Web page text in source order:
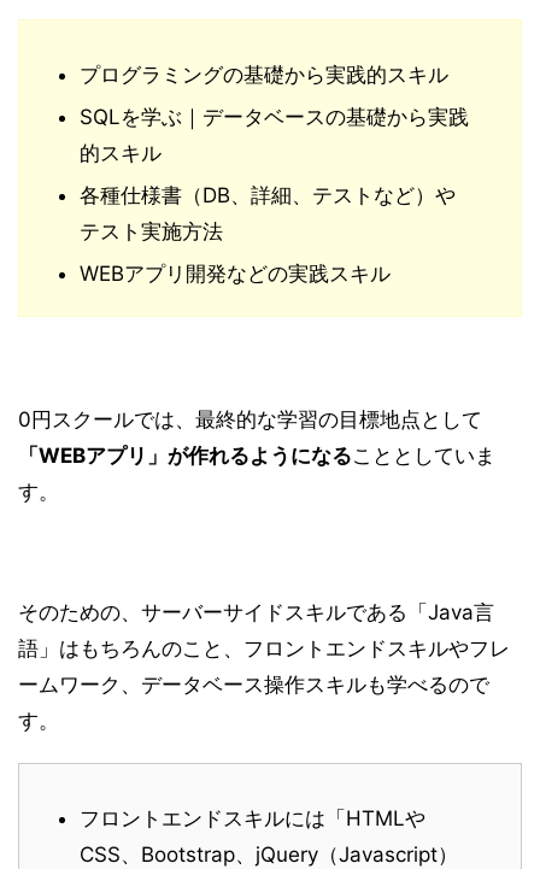
プログラミングの基礎から実践的スキル
SQLを学ぶ｜データベースの基礎から実践
的スキル
各種仕様書（DB、詳細、テストなど）や
テスト実施方法
WEBアプリ開発などの実践スキル
0円スクールでは、最終的な学習の目標地点として
「WEBアプリ」が作れるようになることとしていま
す。
そのための、サーバーサイドスキルである「Java言
語」はもちろんのこと、フロントエンドスキルやフレ
ームワーク、データベース操作スキルも学べるので
す。
フロントエンドスキルには「HTMLや
CSS、Bootstrap、jQuery（Javascript）